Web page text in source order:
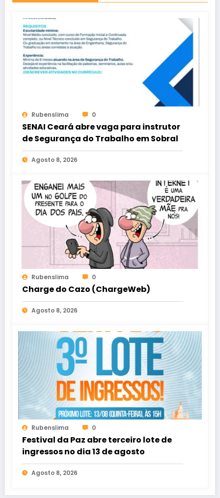
Rubenslima 0
SENAI Ceará abre vaga para instrutor
de Segurança do Trabalho em Sobral
Agosto 8, 2026
Rubenslima 0
Charge do Cazo (ChargeWeb)
Agosto 8, 2026
Rubenslima 0
Festival da Paz abre terceiro lote de
ingressos no dia 13 de agosto
Agosto 8, 2026